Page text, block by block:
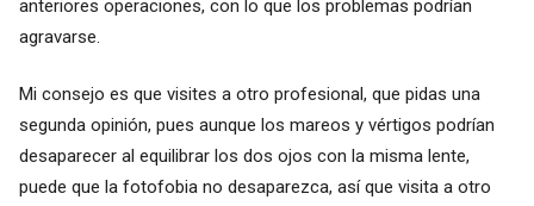
anteriores operaciones, con lo que los problemas podrían
agravarse.
Mi consejo es que visites a otro profesional, que pidas una
segunda opinión, pues aunque los mareos y vértigos podrían
desaparecer al equilibrar los dos ojos con la misma lente,
puede que la fotofobia no desaparezca, así que visita a otro